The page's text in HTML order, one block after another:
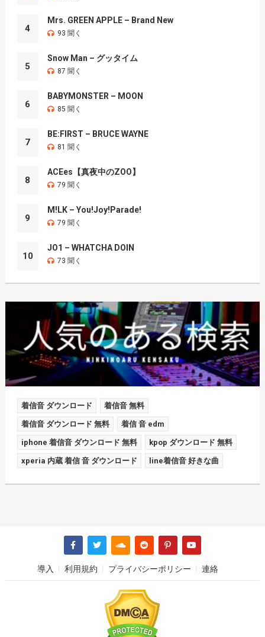
4
Mrs. GREEN APPLE – Brand New
93 聞く
5
Snow Man – グッタイム
87 聞く
6
BABYMONSTER – MOON
85 聞く
7
BE:FIRST – BRUCE WAYNE
81 聞く
8
ACEes【真夜中のZOO】
79 聞く
9
M!LK – You!Joy!Parade!
79 聞く
10
JO1 – WHATCHA DOIN
73 聞く
着信音 ダウンロード 着信音 無料
着信音 ダウンロード 無料 着信 音 edm
iphone 着信音 ダウンロード 無料 kpop ダウンロード 無料
xperia 内蔵 着信 音 ダウンロード line着信音 好きな曲
導入 利用規約 プライバシーポリシー 連絡